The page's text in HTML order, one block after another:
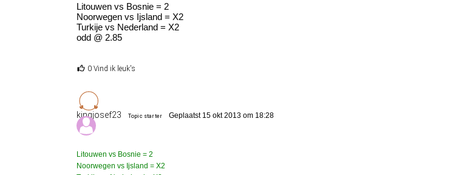
Litouwen vs Bosnie = 2
Noorwegen vs Ijsland = X2
Turkije vs Nederland = X2
odd @ 2.85
0 Vind ik leuk's
kingjosef23 Topic starter Geplaatst 15 okt 2013 om 18:28
Litouwen vs Bosnie = 2
Noorwegen vs Ijsland = X2